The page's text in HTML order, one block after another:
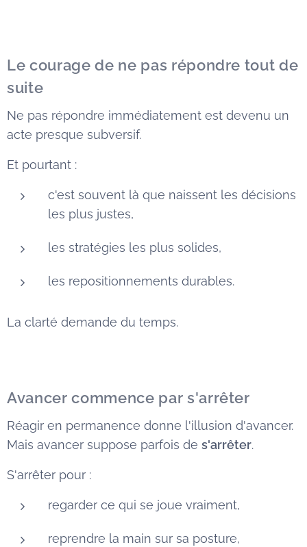
Le courage de ne pas répondre tout de
suite
Ne pas répondre immédiatement est devenu un
acte presque subversif.
Et pourtant :
c'est souvent là que naissent les décisions
les plus justes,
les stratégies les plus solides,
les repositionnements durables.
La clarté demande du temps.
Avancer commence par s'arrêter
Réagir en permanence donne l'illusion d'avancer.
Mais avancer suppose parfois de s'arrêter.
S'arrêter pour :
regarder ce qui se joue vraiment,
reprendre la main sur sa posture,